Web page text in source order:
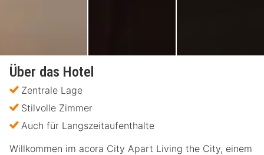
Über das Hotel
Zentrale Lage
Stilvolle Zimmer
Auch für Langszeitaufenthalte
Willkommen im acora City Apart Living the City, einem